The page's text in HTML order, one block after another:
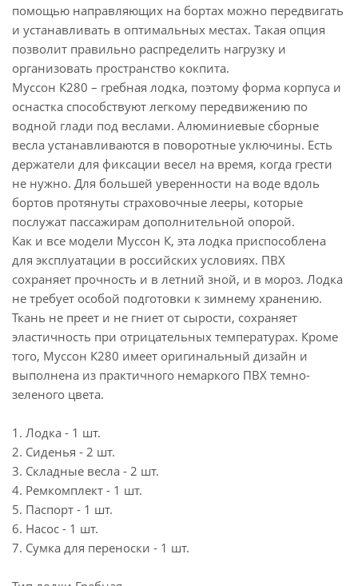
помощью направляющих на бортах можно передвигать
и устанавливать в оптимальных местах. Такая опция
позволит правильно распределить нагрузку и
организовать пространство кокпита.
Муссон К280 – гребная лодка, поэтому форма корпуса и
оснастка способствуют легкому передвижению по
водной глади под веслами. Алюминиевые сборные
весла устанавливаются в поворотные уключины. Есть
держатели для фиксации весел на время, когда грести
не нужно. Для большей уверенности на воде вдоль
бортов протянуты страховочные лееры, которые
послужат пассажирам дополнительной опорой.
Как и все модели Муссон К, эта лодка приспособлена
для эксплуатации в российских условиях. ПВХ
сохраняет прочность и в летний зной, и в мороз. Лодка
не требует особой подготовки к зимнему хранению.
Ткань не преет и не гниет от сырости, сохраняет
эластичность при отрицательных температурах. Кроме
того, Муссон К280 имеет оригинальный дизайн и
выполнена из практичного немаркого ПВХ темно-
зеленого цвета.
1. Лодка - 1 шт.
2. Сиденья - 2 шт.
3. Складные весла - 2 шт.
4. Ремкомплект - 1 шт.
5. Паспорт - 1 шт.
6. Насос - 1 шт.
7. Сумка для переноски - 1 шт.